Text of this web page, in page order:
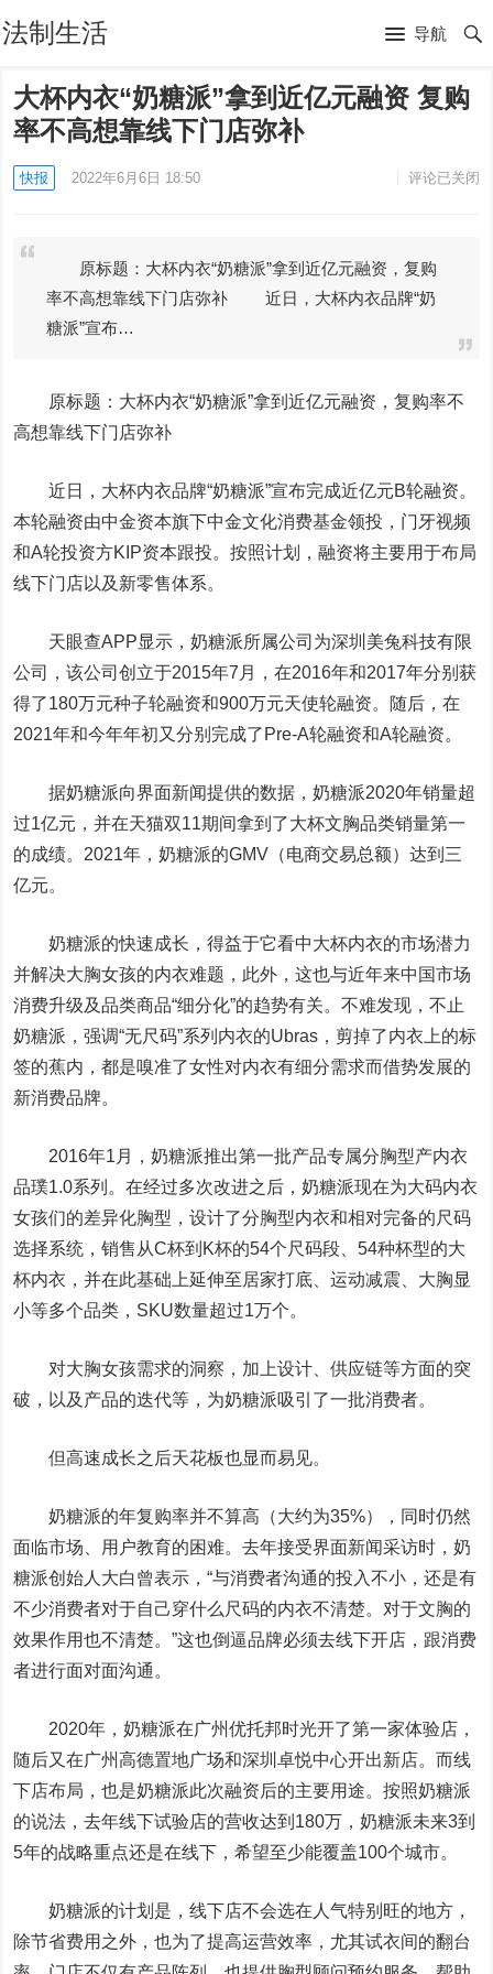
法制生活 导航
大杯内衣“奶糖派”拿到近亿元融资 复购
率不高想靠线下门店弥补
快报 2022年6月6日 18:50 评论已关闭
原标题：大杯内衣“奶糖派”拿到近亿元融资，复购
率不高想靠线下门店弥补 近日，大杯内衣品牌“奶
糖派”宣布…
原标题：大杯内衣“奶糖派”拿到近亿元融资，复购率不
高想靠线下门店弥补
近日，大杯内衣品牌“奶糖派”宣布完成近亿元B轮融资。
本轮融资由中金资本旗下中金文化消费基金领投，门牙视频
和A轮投资方KIP资本跟投。按照计划，融资将主要用于布局
线下门店以及新零售体系。
天眼查APP显示，奶糖派所属公司为深圳美兔科技有限
公司，该公司创立于2015年7月，在2016年和2017年分别获
得了180万元种子轮融资和900万元天使轮融资。随后，在
2021年和今年年初又分别完成了Pre-A轮融资和A轮融资。
据奶糖派向界面新闻提供的数据，奶糖派2020年销量超
过1亿元，并在天猫双11期间拿到了大杯文胸品类销量第一
的成绩。2021年，奶糖派的GMV（电商交易总额）达到三
亿元。
奶糖派的快速成长，得益于它看中大杯内衣的市场潜力
并解决大胸女孩的内衣难题，此外，这也与近年来中国市场
消费升级及品类商品“细分化”的趋势有关。不难发现，不止
奶糖派，强调“无尺码”系列内衣的Ubras，剪掉了内衣上的标
签的蕉内，都是嗅准了女性对内衣有细分需求而借势发展的
新消费品牌。
2016年1月，奶糖派推出第一批产品专属分胸型产内衣
品璞1.0系列。在经过多次改进之后，奶糖派现在为大码内衣
女孩们的差异化胸型，设计了分胸型内衣和相对完备的尺码
选择系统，销售从C杯到K杯的54个尺码段、54种杯型的大
杯内衣，并在此基础上延伸至居家打底、运动减震、大胸显
小等多个品类，SKU数量超过1万个。
对大胸女孩需求的洞察，加上设计、供应链等方面的突
破，以及产品的迭代等，为奶糖派吸引了一批消费者。
但高速成长之后天花板也显而易见。
奶糖派的年复购率并不算高（大约为35%），同时仍然
面临市场、用户教育的困难。去年接受界面新闻采访时，奶
糖派创始人大白曾表示，“与消费者沟通的投入不小，还是有
不少消费者对于自己穿什么尺码的内衣不清楚。对于文胸的
效果作用也不清楚。”这也倒逼品牌必须去线下开店，跟消费
者进行面对面沟通。
2020年，奶糖派在广州优托邦时光开了第一家体验店，
随后又在广州高德置地广场和深圳卓悦中心开出新店。而线
下店布局，也是奶糖派此次融资后的主要用途。按照奶糖派
的说法，去年线下试验店的营收达到180万，奶糖派未来3到
5年的战略重点还是在线下，希望至少能覆盖100个城市。
奶糖派的计划是，线下店不会选在人气特别旺的地方，
除节省费用之外，也为了提高运营效率，尤其试衣间的翻台